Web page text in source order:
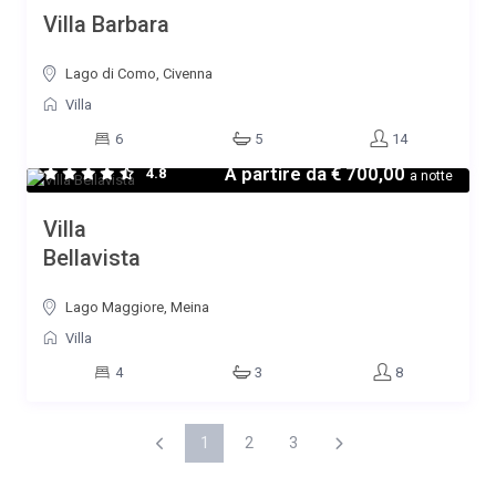
Villa Barbara
Lago di Como, Civenna
Villa
6 5 14
A partire da€ 700,00a notte
4.8
Villa
Bellavista
Lago Maggiore, Meina
Villa
4 3 8
1 2 3